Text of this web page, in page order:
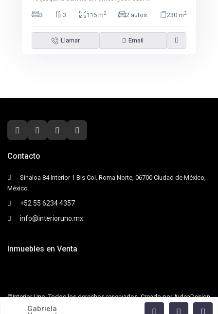
3 3 115 m2 2 autos 230 m2
Llamar Email
Contacto
Sinaloa 84 Interior 1 Bis Col. Roma Norte, 06700 Ciudad de México,
México
+52 55 6234 4357
info@interioruno.mx
Inmuebles en Venta
©Interior Uno. Todos los derechos reservados. Creado por AideaDesign
Gabriela